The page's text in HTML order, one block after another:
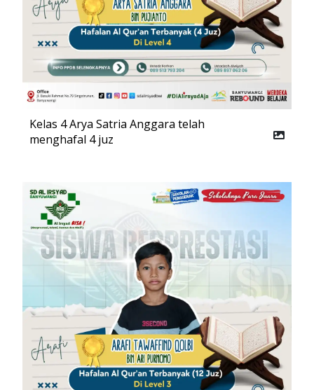
Kelas 4 Arya Satria Anggara telah
menghafal 4 juz